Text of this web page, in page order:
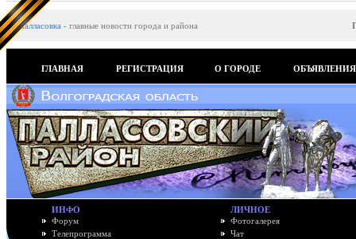
Палласовка - главные новости города и района
ГЛАВНАЯ РЕГИСТРАЦИЯ О ГОРОДЕ ОБЪЯВЛЕНИЯ
ИНФО
Форум
Телепрограмма
ЛИЧНОЕ
Фотогалерея
Чат